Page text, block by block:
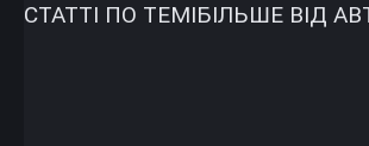
СТАТТІ ПО ТЕМІБІЛЬШЕ ВІД